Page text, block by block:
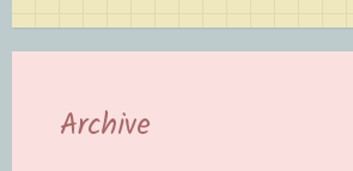
Archive